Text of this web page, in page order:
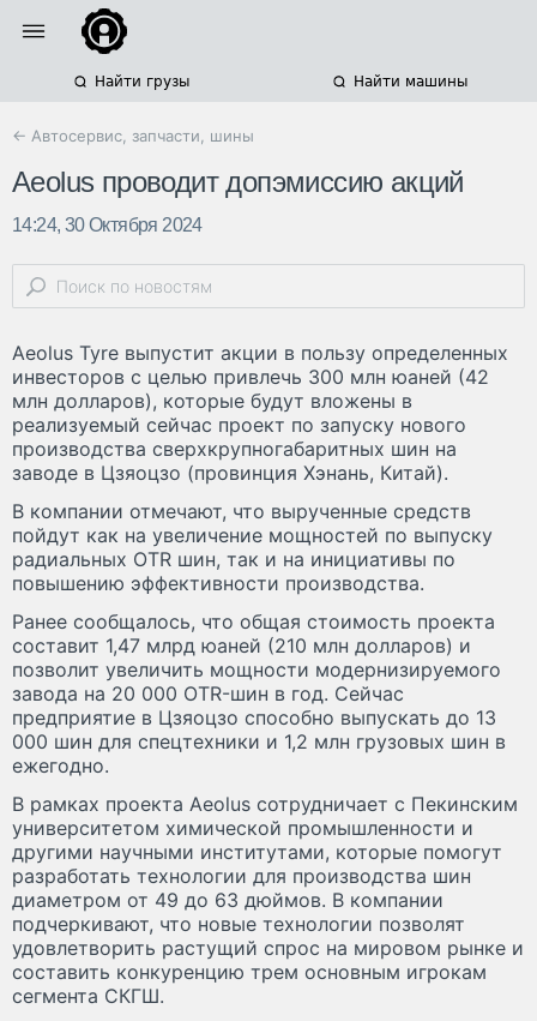
Найти грузы Найти машины
← Автосервис, запчасти, шины
Aeolus проводит допэмиссию акций
14:24, 30 Октября 2024
Aeolus Tyre выпустит акции в пользу определенных
инвесторов с целью привлечь 300 млн юаней (42
млн долларов), которые будут вложены в
реализуемый сейчас проект по запуску нового
производства сверхкрупногабаритных шин на
заводе в Цзяоцзо (провинция Хэнань, Китай).
В компании отмечают, что вырученные средств
пойдут как на увеличение мощностей по выпуску
радиальных OTR шин, так и на инициативы по
повышению эффективности производства.
Ранее сообщалось, что общая стоимость проекта
составит 1,47 млрд юаней (210 млн долларов) и
позволит увеличить мощности модернизируемого
завода на 20 000 OTR-шин в год. Сейчас
предприятие в Цзяоцзо способно выпускать до 13
000 шин для спецтехники и 1,2 млн грузовых шин в
ежегодно.
В рамках проекта Aeolus сотрудничает с Пекинским
университетом химической промышленности и
другими научными институтами, которые помогут
разработать технологии для производства шин
диаметром от 49 до 63 дюймов. В компании
подчеркивают, что новые технологии позволят
удовлетворить растущий спрос на мировом рынке и
составить конкуренцию трем основным игрокам
сегмента СКГШ.